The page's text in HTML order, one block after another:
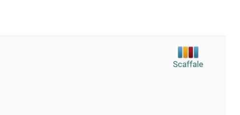
Scaffale